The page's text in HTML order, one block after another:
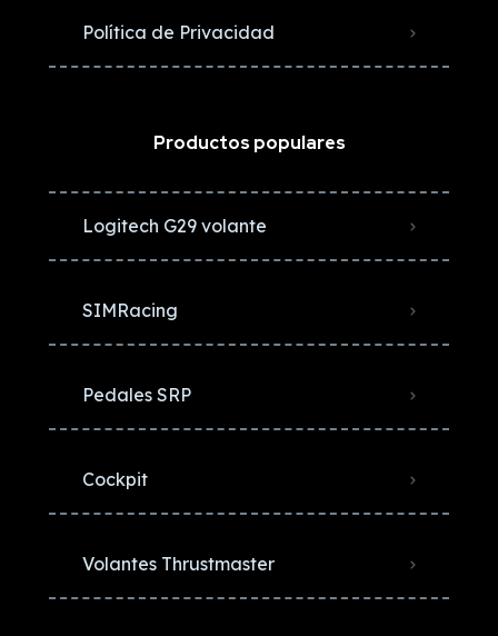
Política de Privacidad
Productos populares
Logitech G29 volante
SIMRacing
Pedales SRP
Cockpit
Volantes Thrustmaster